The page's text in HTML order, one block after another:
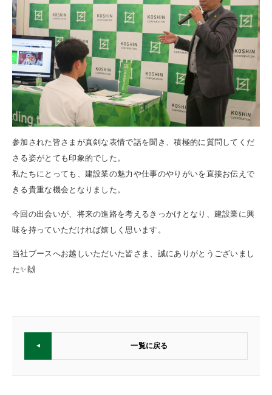
参加された皆さまが真剣な表情で話を聞き、積極的に質問してくだ
さる姿がとても印象的でした。
私たちにとっても、建設業の魅力や仕事のやりがいを直接お伝えで
きる貴重な機会となりました。
今回の出会いが、将来の進路を考えるきっかけとなり、建設業に興
味を持っていただければ嬉しく思います。
当社ブースへお越しいただいた皆さま、誠にありがとうございまし
た✨🙌
一覧に戻る